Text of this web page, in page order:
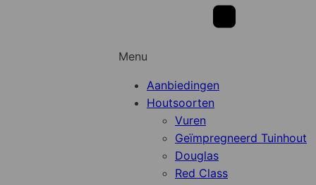
Menu
Aanbiedingen
Houtsoorten
Vuren
Geïmpregneerd Tuinhout
Douglas
Red Class